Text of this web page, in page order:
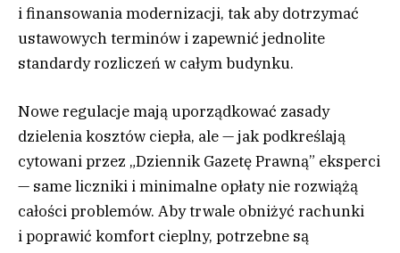
i finansowania modernizacji, tak aby dotrzymać
ustawowych terminów i zapewnić jednolite
standardy rozliczeń w całym budynku.
Nowe regulacje mają uporządkować zasady
dzielenia kosztów ciepła, ale — jak podkreślają
cytowani przez „Dziennik Gazetę Prawną” eksperci
— same liczniki i minimalne opłaty nie rozwiążą
całości problemów. Aby trwale obniżyć rachunki
i poprawić komfort cieplny, potrzebne są